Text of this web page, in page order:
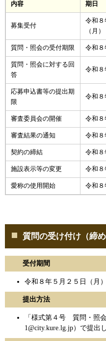
内容 期日
募集受付
令和８
（月）
質問・照会の受付期限 令和８
質問・照会に対する回
答
令和８
応募申込書等の提出期
限
令和８
審査委員会の開催 令和
審査結果の通知 令和
契約の締結 令和
施設表示等の変更 令和８
愛称の使用開始 令和８
質問の受け付け（締め
受付期間
令和８年５月２５日（月
提出方法
「様式第４号 質問・照
1@city.kure.lg.jp）で提出